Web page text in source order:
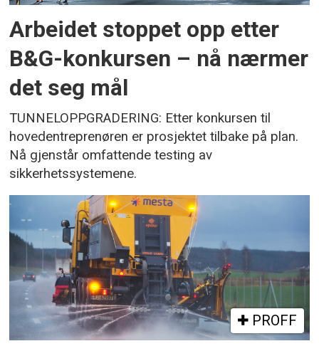
Arbeidet stoppet opp etter
B&G-konkursen – nå nærmer
det seg mål
TUNNELOPPGRADERING: Etter konkursen til
hovedentreprenøren er prosjektet tilbake på plan.
Nå gjenstår omfattende testing av
sikkerhetssystemene.
PROFF